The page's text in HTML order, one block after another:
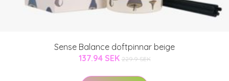
Sense Balance doftpinnar beige
137.94 SEK 229.9 SEK